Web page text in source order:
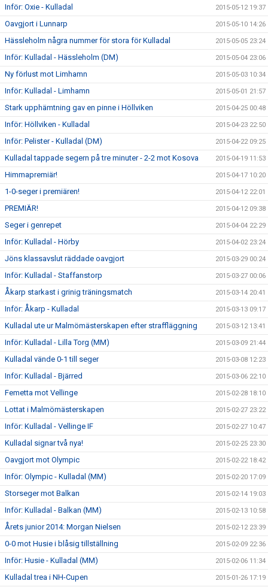
Inför: Oxie - Kulladal 2015-05-12 19:37
Oavgjort i Lunnarp 2015-05-10 14:26
Hässleholm några nummer för stora för Kulladal 2015-05-05 23:24
Inför: Kulladal - Hässleholm (DM) 2015-05-04 23:06
Ny förlust mot Limhamn 2015-05-03 10:34
Inför: Kulladal - Limhamn 2015-05-01 21:57
Stark upphämtning gav en pinne i Höllviken 2015-04-25 00:48
Inför: Höllviken - Kulladal 2015-04-23 22:50
Inför: Pelister - Kulladal (DM) 2015-04-22 09:25
Kulladal tappade segern på tre minuter - 2-2 mot Kosova 2015-04-19 11:53
Himmapremiär! 2015-04-17 10:20
1-0-seger i premiären! 2015-04-12 22:01
PREMIÄR! 2015-04-12 09:38
Seger i genrepet 2015-04-04 22:29
Inför: Kulladal - Hörby 2015-04-02 23:24
Jöns klassavslut räddade oavgjort 2015-03-29 00:24
Inför: Kulladal - Staffanstorp 2015-03-27 00:06
Åkarp starkast i grinig träningsmatch 2015-03-14 20:41
Inför: Åkarp - Kulladal 2015-03-13 09:17
Kulladal ute ur Malmömästerskapen efter straffläggning 2015-03-12 13:41
Inför: Kulladal - Lilla Torg (MM) 2015-03-09 21:44
Kulladal vände 0-1 till seger 2015-03-08 12:23
Inför: Kulladal - Bjärred 2015-03-06 22:10
Femetta mot Vellinge 2015-02-28 18:10
Lottat i Malmömästerskapen 2015-02-27 23:22
Inför: Kulladal - Vellinge IF 2015-02-27 10:47
Kulladal signar två nya! 2015-02-25 23:30
Oavgjort mot Olympic 2015-02-22 18:42
Inför: Olympic - Kulladal (MM) 2015-02-20 17:09
Storseger mot Balkan 2015-02-14 19:03
Inför: Kulladal - Balkan (MM) 2015-02-13 10:58
Årets junior 2014: Morgan Nielsen 2015-02-12 23:39
0-0 mot Husie i blåsig tillställning 2015-02-09 22:36
Inför: Husie - Kulladal (MM) 2015-02-06 11:34
Kulladal trea i NH-Cupen 2015-01-26 17:19